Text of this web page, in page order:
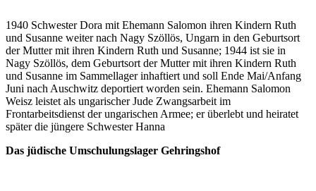
1940 Schwester Dora mit Ehemann Salomon ihren Kindern Ruth
und Susanne weiter nach Nagy Szöllös, Ungarn in den Geburtsort
der Mutter mit ihren Kindern Ruth und Susanne; 1944 ist sie in
Nagy Szöllös, dem Geburtsort der Mutter mit ihren Kindern Ruth
und Susanne im Sammellager inhaftiert und soll Ende Mai/Anfang
Juni nach Auschwitz deportiert worden sein. Ehemann Salomon
Weisz leistet als ungarischer Jude Zwangsarbeit im
Frontarbeitsdienst der ungarischen Armee; er überlebt und heiratet
später die jüngere Schwester Hanna
Das jüdische Umschulungslager Gehringshof